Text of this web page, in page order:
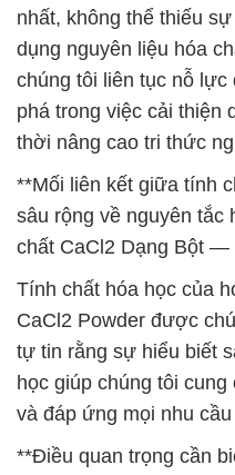
nhất, không thể thiếu
dụng nguyên liệu hóa
chúng tôi liên tục nỗ
phá trong việc cải thiện
thời nâng cao tri thức
**Mối liên kết giữa tính
sâu rộng về nguyên tắc
chất CaCl2 Dạng Bột —
Tính chất hóa học của
CaCl2 Powder được
tự tin rằng sự hiểu biết
học giúp chúng tôi
và đáp ứng mọi nhu
**Điều quan trọng cần